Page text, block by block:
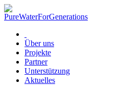
Über uns
Projekte
Partner
Unterstützung
Aktuelles